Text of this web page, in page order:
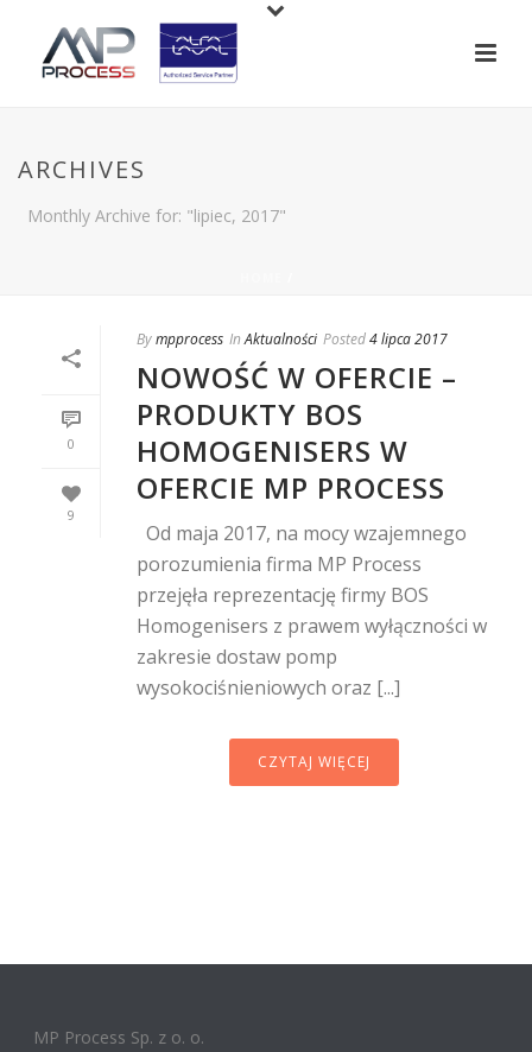
ARCHIVES
Monthly Archive for: "lipiec, 2017"
0
9
Bympprocess In Aktualności Posted4 lipca 2017
NOWOŚĆ W OFERCIE –
PRODUKTY BOS
HOMOGENISERS W
OFERCIE MP PROCESS
Od maja 2017, na mocy wzajemnego
porozumienia firma MP Process
przejęła reprezentację firmy BOS
Homogenisers z prawem wyłączności w
zakresie dostaw pomp
wysokociśnieniowych oraz [...]
CZYTAJ WIĘCEJ
MP Process Sp. z o. o.